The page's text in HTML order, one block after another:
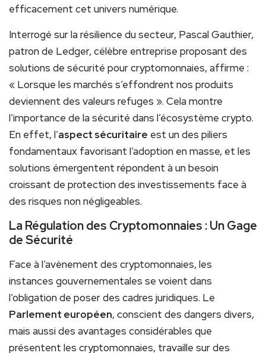
efficacement cet univers numérique.
Interrogé sur la résilience du secteur, Pascal Gauthier,
patron de Ledger, célèbre entreprise proposant des
solutions de sécurité pour cryptomonnaies, affirme :
« Lorsque les marchés s’effondrent nos produits
deviennent des valeurs refuges ». Cela montre
l’importance de la sécurité dans l’écosystème crypto.
En effet, l’aspect sécuritaire est un des piliers
fondamentaux favorisant l’adoption en masse, et les
solutions émergentent répondent à un besoin
croissant de protection des investissements face à
des risques non négligeables.
La Régulation des Cryptomonnaies : Un Gage
de Sécurité
Face à l’avènement des cryptomonnaies, les
instances gouvernementales se voient dans
l’obligation de poser des cadres juridiques. Le
Parlement européen, conscient des dangers divers,
mais aussi des avantages considérables que
présentent les cryptomonnaies, travaille sur des